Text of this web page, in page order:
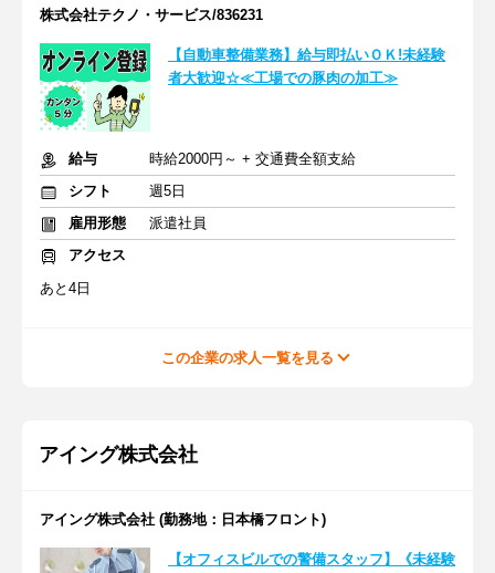
株式会社テクノ・サービス/836231
【自動車整備業務】給与即払いＯＫ!未経験
者大歓迎☆≪工場での豚肉の加工≫
給与
時給2000円～ + 交通費全額支給
シフト
週5日
雇用形態
派遣社員
アクセス
あと4日
この企業の求人一覧を見る
アイング株式会社
アイング株式会社 (勤務地：日本橋フロント)
【オフィスビルでの警備スタッフ】《未経験